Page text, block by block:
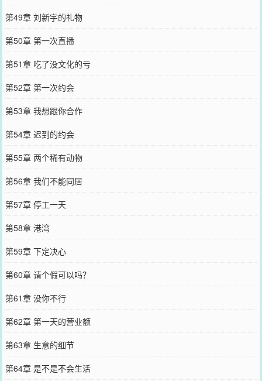
第49章 刘新宇的礼物
第50章 第一次直播
第51章 吃了没文化的亏
第52章 第一次约会
第53章 我想跟你合作
第54章 迟到的约会
第55章 两个稀有动物
第56章 我们不能同居
第57章 停工一天
第58章 港湾
第59章 下定决心
第60章 请个假可以吗？
第61章 没你不行
第62章 第一天的营业额
第63章 生意的细节
第64章 是不是不会生活